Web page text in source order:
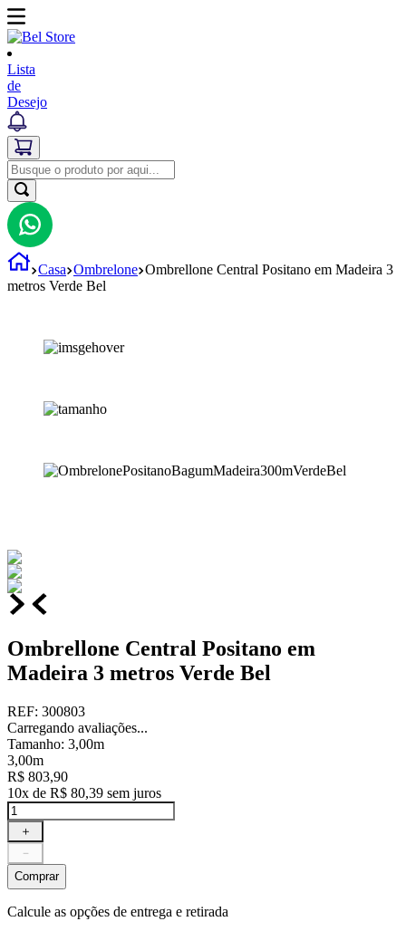
Lista
de
Desejo
Casa Ombrelone Ombrellone Central Positano em Madeira 3
metros Verde Bel
Ombrellone Central Positano em
Madeira 3 metros Verde Bel
REF: 300803
Carregando avaliações...
Tamanho: 3,00m
3,00m
R$ 803,90
10x de R$ 80,39 sem juros
＋
－
Comprar
Calcule as opções de entrega e retirada